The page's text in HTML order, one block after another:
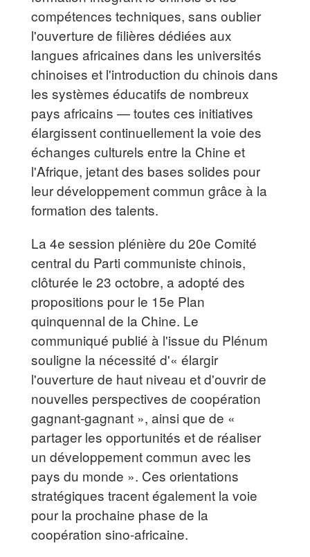
compétences techniques, sans oublier
l'ouverture de filières dédiées aux
langues africaines dans les universités
chinoises et l'introduction du chinois dans
les systèmes éducatifs de nombreux
pays africains — toutes ces initiatives
élargissent continuellement la voie des
échanges culturels entre la Chine et
l'Afrique, jetant des bases solides pour
leur développement commun grâce à la
formation des talents.
La 4e session plénière du 20e Comité
central du Parti communiste chinois,
clôturée le 23 octobre, a adopté des
propositions pour le 15e Plan
quinquennal de la Chine. Le
communiqué publié à l'issue du Plénum
souligne la nécessité d'« élargir
l'ouverture de haut niveau et d'ouvrir de
nouvelles perspectives de coopération
gagnant-gagnant », ainsi que de «
partager les opportunités et de réaliser
un développement commun avec les
pays du monde ». Ces orientations
stratégiques tracent également la voie
pour la prochaine phase de la
coopération sino-africaine.